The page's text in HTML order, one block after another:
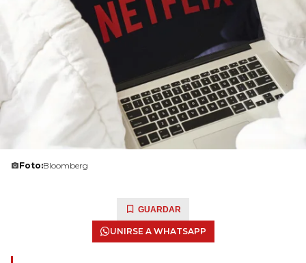
Foto:Bloomberg
GUARDAR
UNIRSE A WHATSAPP